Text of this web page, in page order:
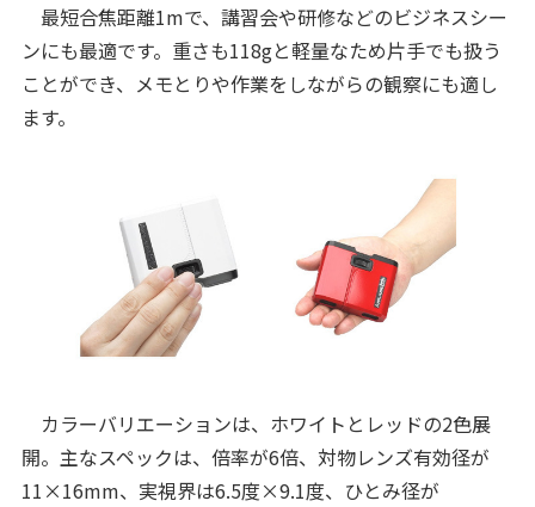
最短合焦距離1mで、講習会や研修などのビジネスシー
ンにも最適です。重さも118gと軽量なため片手でも扱う
ことができ、メモとりや作業をしながらの観察にも適し
ます。
カラーバリエーションは、ホワイトとレッドの2色展
開。主なスペックは、倍率が6倍、対物レンズ有効径が
11×16mm、実視界は6.5度×9.1度、ひとみ径が